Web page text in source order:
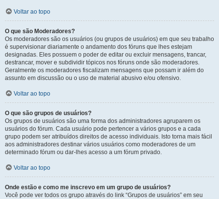
Voltar ao topo
O que são Moderadores?
Os moderadores são os usuários (ou grupos de usuários) em que seu trabalho
é supervisionar diariamente o andamento dos fóruns que lhes estejam
designadas. Eles possuem o poder de editar ou excluir mensagens, trancar,
destrancar, mover e subdividir tópicos nos fóruns onde são moderadores.
Geralmente os moderadores fiscalizam mensagens que possam ir além do
assunto em discussão ou o uso de material abusivo e/ou ofensivo.
Voltar ao topo
O que são grupos de usuários?
Os grupos de usuários são uma forma dos administradores agruparem os
usuários do fórum. Cada usuário pode pertencer a vários grupos e a cada
grupo podem ser atribuídos direitos de acesso individuais. Isto torna mais fácil
aos administradores destinar vários usuários como moderadores de um
determinado fórum ou dar-lhes acesso a um fórum privado.
Voltar ao topo
Onde estão e como me inscrevo em um grupo de usuários?
Você pode ver todos os grupo através do link “Grupos de usuários” em seu